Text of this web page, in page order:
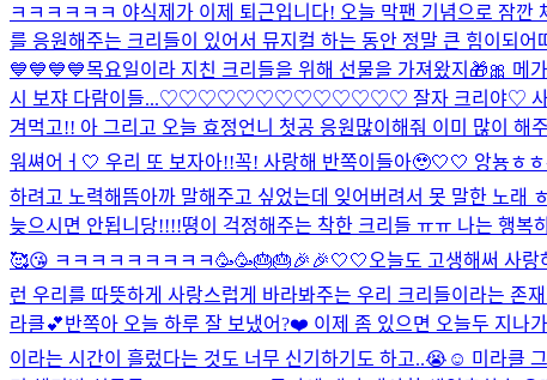
ㅋㅋㅋㅋㅋㅋ 야식제가 이제 퇴근입니다! 오늘 막팬 기념으로 잠
를 응원해주는 크리들이 있어서 뮤지컬 하는 동안 정말 큰 힘이되
💙💙💙💙목요일이라 지친 크리들을 위해 선물을 가져왔지🎁🎀 메
시 보쟈 다람이들...♡♡♡♡♡♡♡♡♡♡♡♡♡ 잘자 크리야♡
겨먹고!! 아 그리고 오늘 효정언니 첫공 응원많이해줘 이미 많이
워쎠어ㅓ🤍 우리 또 보자아!!꼭! 사랑해 반쪽이들아🥹🤍🤍 앙뇽ㅎㅎ
하려고 노력해뜸아까 말해주고 싶었는데 잊어버려서 못 말한 노래
늦으시면 안됩니당!!!!뗭이 걱정해주는 착한 크리들 ㅠㅠ 나는 행복
🥰😘 ㅋㅋㅋㅋㅋㅋㅋㅋㅋ🥳🥳🎂🎂🎉🎉🤍🤍 오늘도 고생해써 사
런 우리를 따뜻하게 사랑스럽게 바라봐주는 우리 크리들이라는 존
라클💕반쪽아 오늘 하루 잘 보냈어?❤️ 이제 좀 있으면 오늘두 지나
이라는 시간이 흘렀다는 것도 너무 신기하기도 하고..😭☺️ 미라클